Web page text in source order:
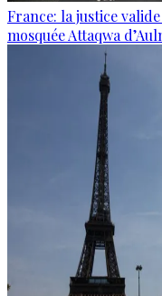
France: la justice
mosquée Attaqwa